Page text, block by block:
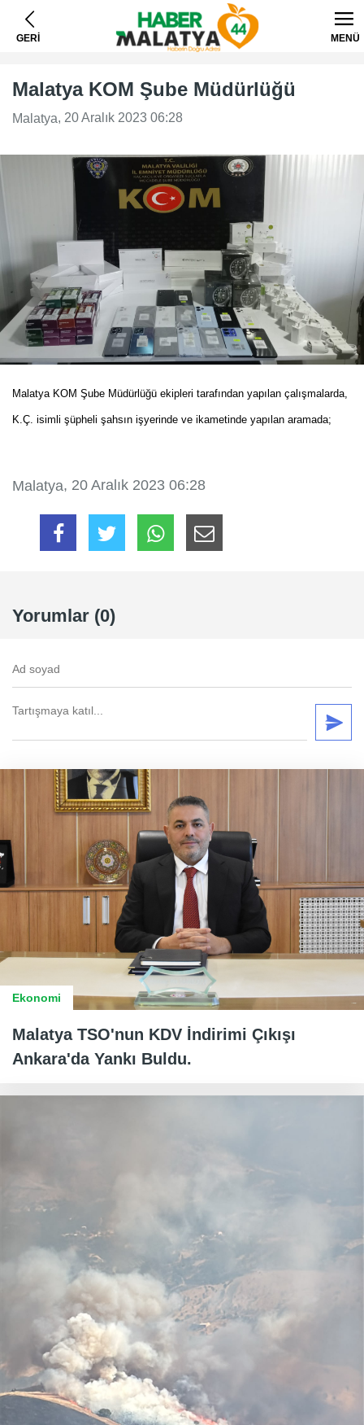
GERİ MENÜ
Malatya KOM Şube Müdürlüğü
Malatya, 20 Aralık 2023 06:28
Malatya KOM Şube Müdürlüğü ekipleri tarafından yapılan çalışmalarda,
K.Ç. isimli şüpheli şahsın işyerinde ve ikametinde yapılan aramada;
Malatya, 20 Aralık 2023 06:28
Yorumlar (0)
Ekonomi
Malatya TSO'nun KDV İndirimi Çıkışı
Ankara'da Yankı Buldu.